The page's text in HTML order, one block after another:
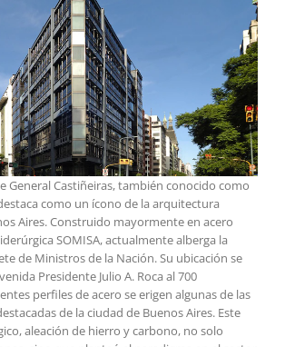
General Castiñeiras, también conocido como
como un ícono de la arquitectura
Aires. Construido mayormente en acero
SOMISA, actualmente alberga la
de Ministros de la Nación. Su ubicación se
Presidente Julio A. Roca al 700
perfiles de acero se erigen algunas de las
de la ciudad de Buenos Aires. Este
aleación de hierro y carbono, no solo